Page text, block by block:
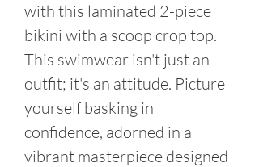
with this laminated 2-piece
bikini with a scoop crop top.
This swimwear isn't just an
outfit; it's an attitude. Picture
yourself basking in
confidence, adorned in a
vibrant masterpiece designed